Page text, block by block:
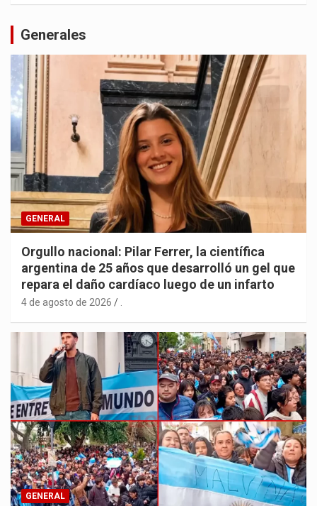
Generales
GENERAL
Orgullo nacional: Pilar Ferrer, la científica
argentina de 25 años que desarrolló un gel que
repara el daño cardíaco luego de un infarto
4 de agosto de 2026
GENERAL